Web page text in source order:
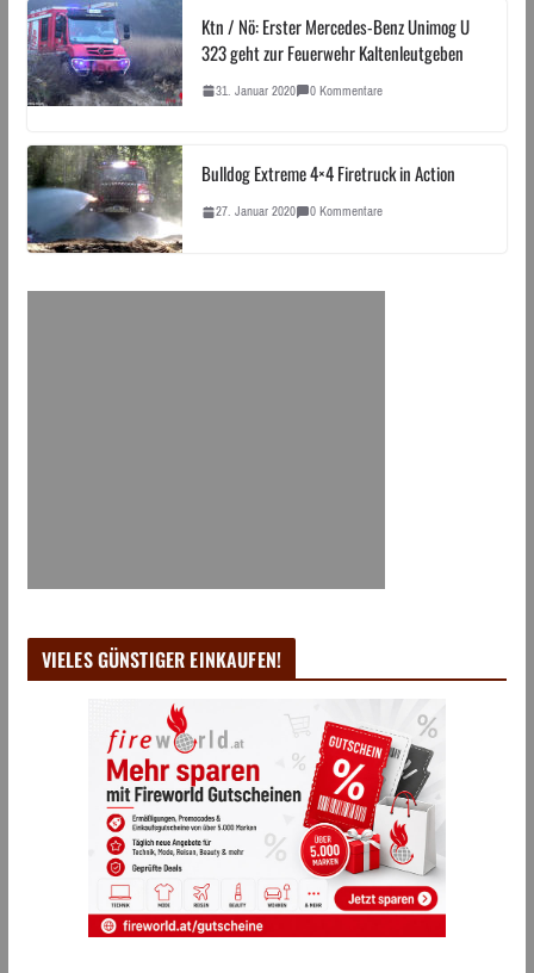
Ktn / Nö: Erster Mercedes-Benz Unimog U
323 geht zur Feuerwehr Kaltenleutgeben
31. Januar 2020 0 Kommentare
Bulldog Extreme 4×4 Firetruck in Action
27. Januar 2020 0 Kommentare
VIELES GÜNSTIGER EINKAUFEN!